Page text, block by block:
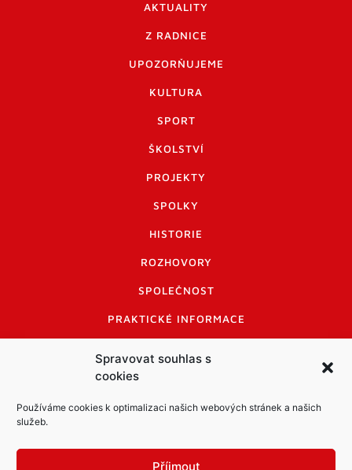
Spravovat souhlas s
cookies
Používáme cookies k optimalizaci našich webových stránek a našich
služeb.
Příjmout
AKTUALITY
Z RADNICE
UPOZORŇUJEME
KULTURA
SPORT
ŠKOLSTVÍ
PROJEKTY
SPOLKY
HISTORIE
ROZHOVORY
SPOLEČNOST
PRAKTICKÉ INFORMACE
INFORMACE A KODEX DISKUTUJÍCÍCH
LOGO A LOGO MANUÁL